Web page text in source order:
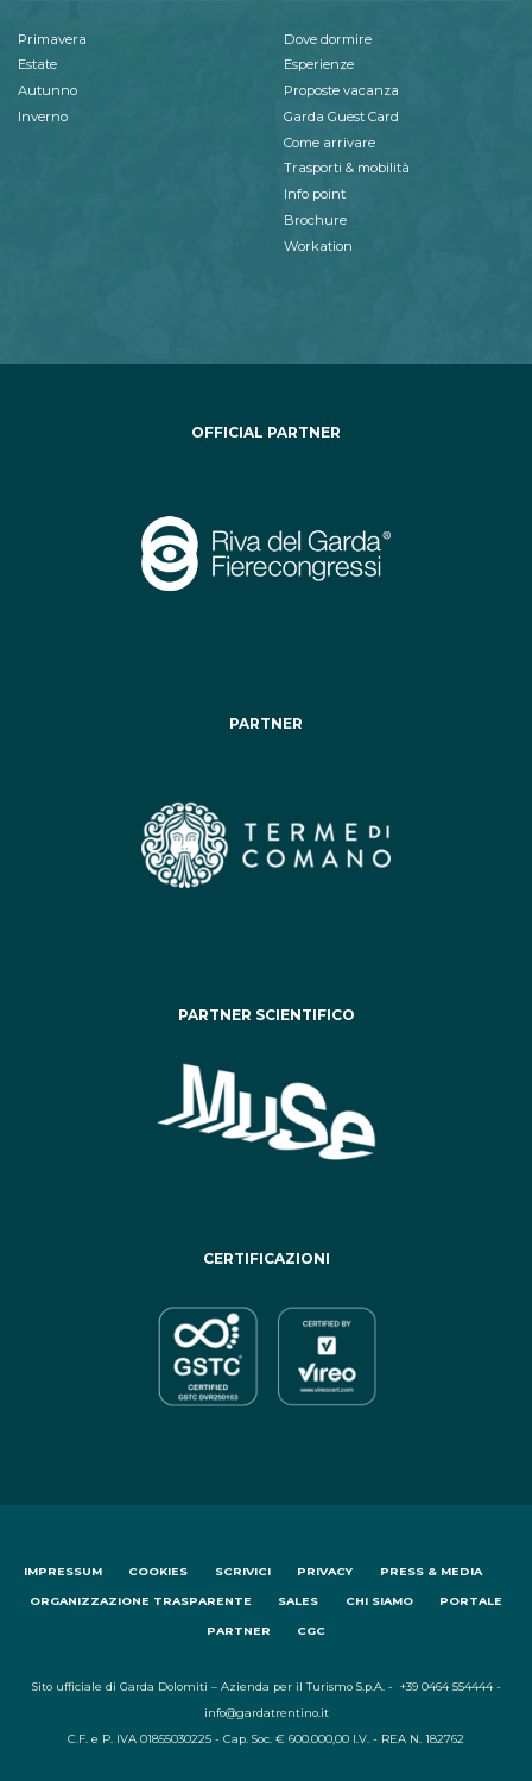
Primavera
Estate
Autunno
Inverno
Dove dormire
Esperienze
Proposte vacanza
Garda Guest Card
Come arrivare
Trasporti & mobilità
Info point
Brochure
Workation
OFFICIAL PARTNER
PARTNER
PARTNER SCIENTIFICO
CERTIFICAZIONI
IMPRESSUM COOKIES SCRIVICI PRIVACY PRESS & MEDIA
ORGANIZZAZIONE TRASPARENTE SALES CHI SIAMO PORTALE
PARTNER CGC
Sito ufficiale di Garda Dolomiti – Azienda per il Turismo S.p.A. - +39 0464 554444 -
info@gardatrentino.it
C.F. e P. IVA 01855030225 - Cap. Soc. € 600.000,00 I.V. - REA N. 182762